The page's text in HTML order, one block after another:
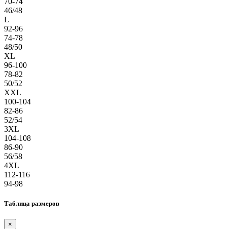
46/48
L
92-96
74-78
48/50
XL
96-100
78-82
50/52
XXL
100-104
82-86
52/54
3XL
104-108
86-90
56/58
4XL
112-116
94-98
Таблица размеров
×